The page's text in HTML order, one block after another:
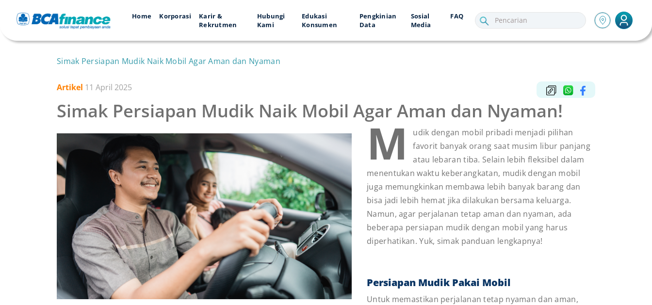
Home Korporasi
Karir &
Rekrutmen
Hubungi
Kami
Edukasi
Konsumen
Pengkinian
Data
Sosial
Media
FAQ
Simak Persiapan Mudik Naik Mobil Agar Aman dan Nyaman
Artikel 11 April 2025
Simak Persiapan Mudik Naik Mobil Agar Aman dan Nyaman!
M
udik dengan mobil pribadi menjadi pilihan
favorit banyak orang saat musim libur panjang
atau lebaran tiba. Selain lebih fleksibel dalam
menentukan waktu keberangkatan, mudik dengan mobil
juga memungkinkan membawa lebih banyak barang dan
bisa jadi lebih hemat jika dilakukan bersama keluarga.
Namun, agar perjalanan tetap aman dan nyaman, ada
beberapa persiapan mudik dengan mobil yang harus
diperhatikan. Yuk, simak panduan lengkapnya!
Persiapan Mudik Pakai Mobil
Untuk memastikan perjalanan tetap nyaman dan aman,